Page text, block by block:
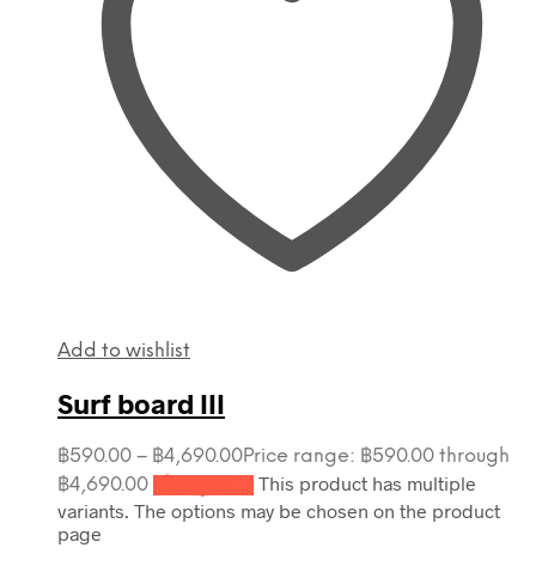
Add to wishlist
Surf board III
฿590.00 – ฿4,690.00Price range: ฿590.00 through
฿4,690.00
This product has multiple
variants. The options may be chosen on the product
page